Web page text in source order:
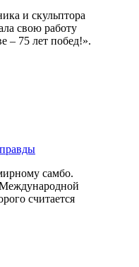
и скульптора
свою работу
75 лет побед!».
самбо.
Международной
считается